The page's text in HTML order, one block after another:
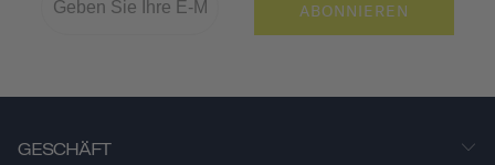
ABONNIEREN
GESCHÄFT